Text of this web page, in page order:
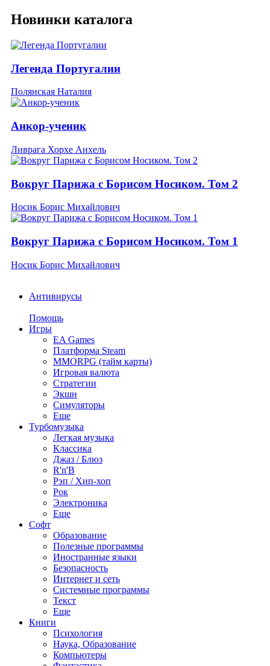
Новинки каталога
Легенда Португалии
Полянская Наталия
Анкор-ученик
Ливрага Хорхе Анхель
Вокруг Парижа с Борисом Носиком. Том 2
Носик Борис Михайлович
Вокруг Парижа с Борисом Носиком. Том 1
Носик Борис Михайлович
Антивирусы
Помощь
Игры
EA Games
Платформа Steam
MMORPG (тайм карты)
Игровая валюта
Стратегии
Экшн
Симуляторы
Еще
Турбомузыка
Легкая музыка
Классика
Джаз / Блюз
R'n'B
Рэп / Хип-хоп
Рок
Электроника
Еще
Софт
Образование
Полезные программы
Иностранные языки
Безопасность
Интернет и сеть
Системные программы
Текст
Еще
Книги
Психология
Наука, Образование
Компьютеры